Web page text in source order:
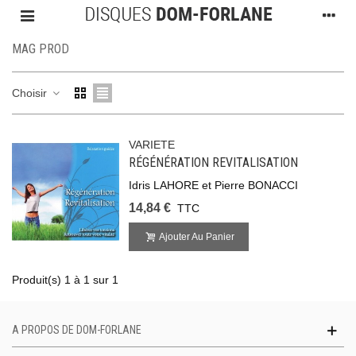
MAG PROD
Choisir
VARIETE
RÉGÉNÉRATION REVITALISATION
Idris LAHORE et Pierre BONACCI
14,84 € TTC
Ajouter Au Panier
Produit(s) 1 à 1 sur 1
A PROPOS DE DOM-FORLANE